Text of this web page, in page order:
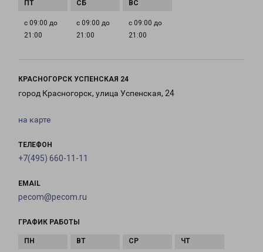
с 09:00 до
21:00
с 09:00 до
21:00
с 09:00 до
21:00
КРАСНОГОРСК УСПЕНСКАЯ 24
город Красногорск, улица Успенская, 24
на карте
ТЕЛЕФОН
+7(495) 660-11-11
EMAIL
pecom@pecom.ru
ГРАФИК РАБОТЫ